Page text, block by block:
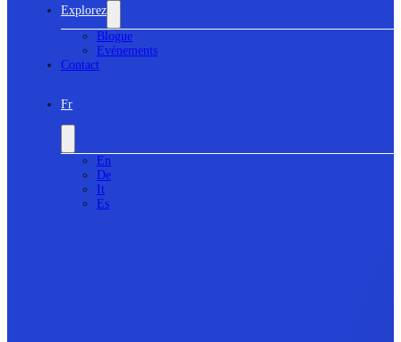
Explorez
Blogue
Evénements
Contact
Fr
En
De
It
Es